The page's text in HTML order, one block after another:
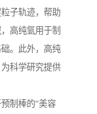
子轨迹，帮助
高纯氩用于制
。此外，高纯
科学研究提供
制棒的“美容